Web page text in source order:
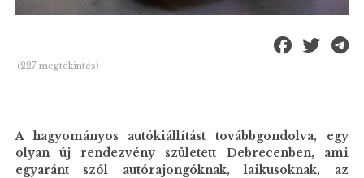
(227 megtekintés)
A hagyományos autókiállítást továbbgondolva, egy
olyan új rendezvény született Debrecenben, ami
egyaránt szól autórajongóknak, laikusoknak, az